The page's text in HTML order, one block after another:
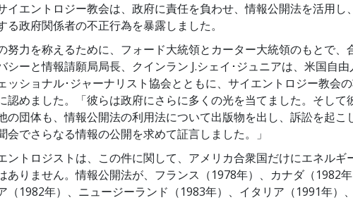
イエントロジー教会は、政府に責任を負わせ、情報公開法を活用し
る政府関係者の不正行為を暴露しました。
努力を称えるために、フォード大統領とカーター大統領のもとで、
シーと情報請願局局長、クインラン J.シェイ･ジュニアは、米国自
ッショナル･ジャーナリスト協会とともに、サイエントロジー教会
認めました。「彼らは政府にさらに多くの光を当てました。そして
の団体も、情報公開法の利用法について出版物を出し、訴訟を起こ
会でさらなる情報の公開を求めて証言しました。」
ントロジストは、この件に関して、アメリカ合衆国だけにエネルギ
ありません。情報公開法が、フランス（1978年）、カナダ（1982
（1982年）、ニュージーランド（1983年）、イタリア（1991年）